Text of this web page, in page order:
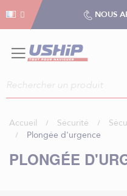
NOUS
Accueil Sécurité
Plongée d'urgence
PLONGÉE
Gestion des cookies
Gestion des cookies